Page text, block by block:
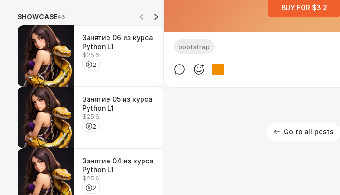
SHOWCASE46
Занятие 06 из курса
Python L1
$25.6
2
Занятие 05 из курса
Python L1
$25.6
2
Занятие 04 из курса
Python L1
$25.6
2
BUY FOR $3.2
bootstrap
Go to all posts